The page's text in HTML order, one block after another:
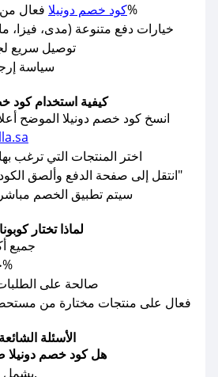
كود خصم دونيلافعال من صحصح يوفر حتى 15%
خيارات دفع متنوعة (مدى، فيزا،
توصيل سريع
سياسة إرجاع
كيفية استخدام كود
انسخ كود خصم دونيلا الموضح
اختر المنتجات التي ترغب
انتقل إلى صفحة الدفع وألصق الكود في خانة "كود الخصم"
سيتم تطبيق الخصم
لماذا تختار
جميع
خصومات تصل إلى 15%
صالحة على الطلبات
فعال على منتجات مختارة من
الأسئلة
هل كود خصم دونيلا
يشمل الكود معظم المنتجات.